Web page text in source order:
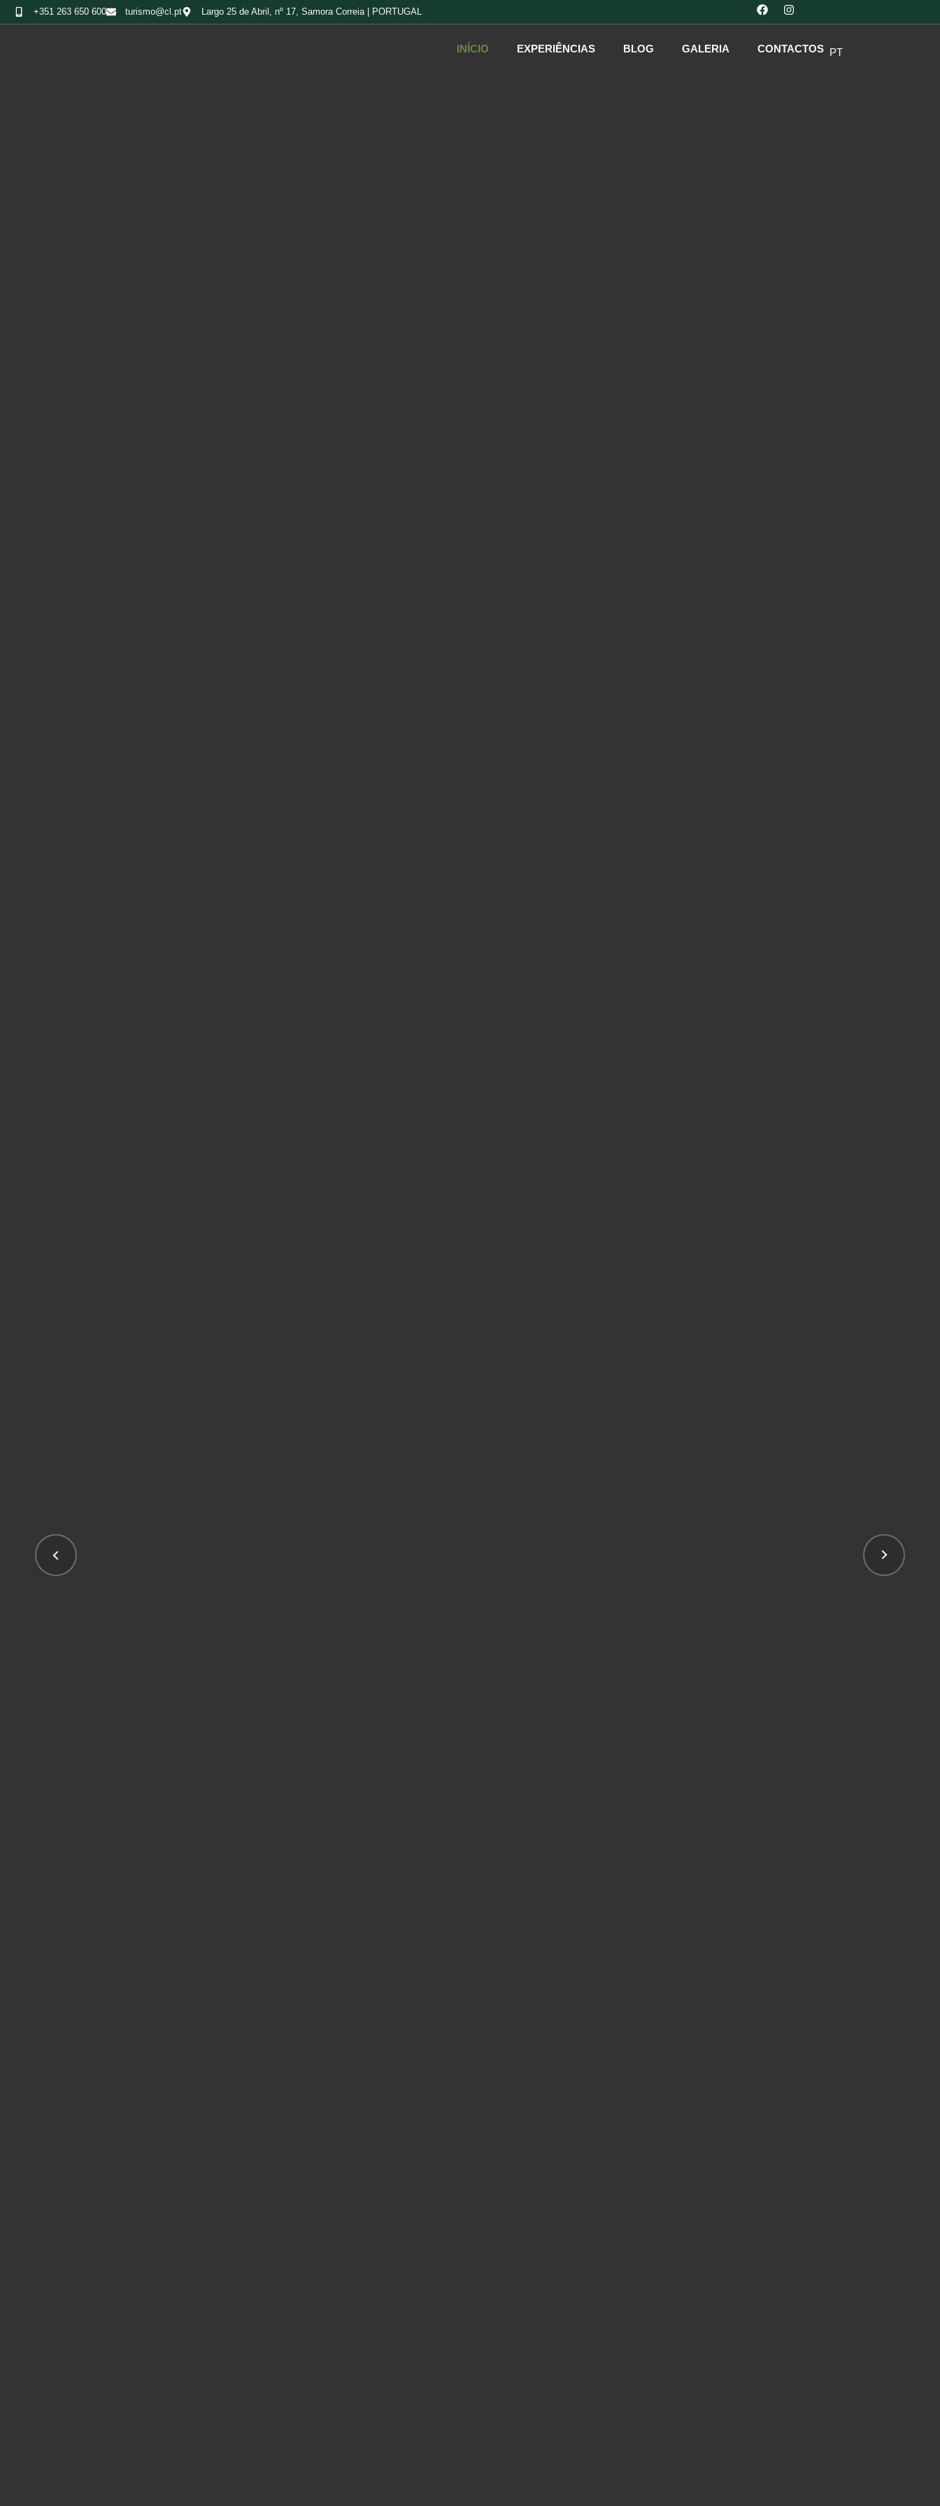
+351 263 650 600 turismo@cl.pt Largo 25 de Abril, nº 17, Samora Correia | PORTUGAL
INÍCIO EXPERIÊNCIAS BLOG GALERIA CONTACTOS PT